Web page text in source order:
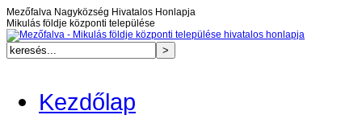
Mezőfalva Nagyközség Hivatalos Honlapja
Mikulás földje központi települése
Kezdőlap